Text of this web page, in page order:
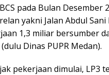
pada Bulan
yakni Jalan Abdul
1,3 miliar bersumber
Dinas PUPR Medan).
pekerjaan dimulai, LP3